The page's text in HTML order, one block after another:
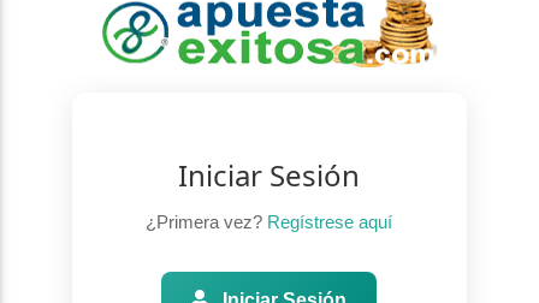
Iniciar Sesión
¿Primera vez? Regístrese aquí